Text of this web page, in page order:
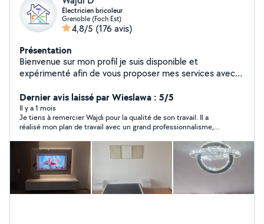
Électricien bricoleur
Grenoble (Foch Est)
4,8/5 (176 avis)
Présentation
Bienvenue sur mon profil je suis disponible et
expérimenté afin de vous proposer mes services avec
Dernier avis laissé par Wieslawa : 5/5
Il y a 1 mois
Je tiens à remercier Wajdi pour la qualité de son travail. Il a
réalisé mon plan de travail avec un grand professionnalisme,
particulièrement réactif, il a su répondre à mes attentes avec
efficacité. Ce fut un réel plaisir de collaborer avec lui. Je le
recommande vivement à toute personne recherchant un
artisan compétent et fiable. ;-)